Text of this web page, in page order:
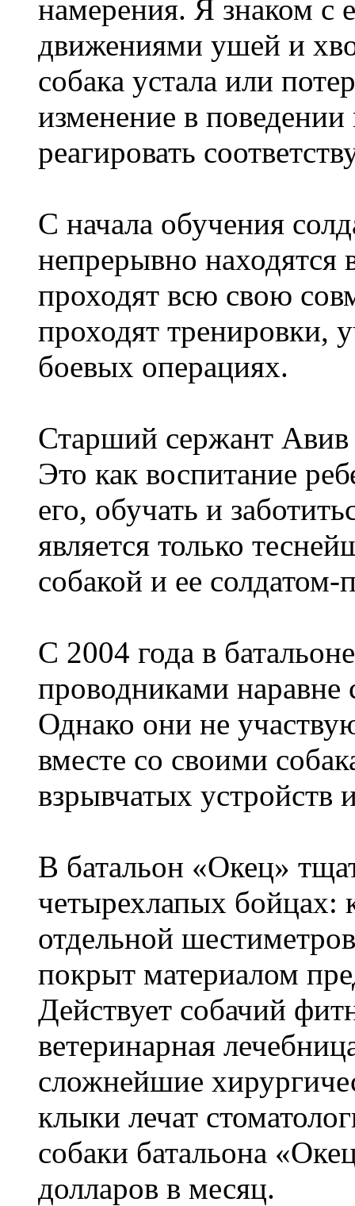
намерения. Я знаком с
движениями ушей и
собака устала или
изменение в
реагировать
С начала обучения
непрерывно находятся
проходят всю свою
проходят тренировки,
боевых операциях.
Старший сержант Авив
Это как воспитание
его, обучать и
является только
собакой и ее
С 2004 года в
проводниками
Однако они не
вместе со своими
взрывчатых устройств
В батальон «Окец»
четырехлапых бойцах:
отдельной
покрыт материалом
Действует собачий
ветеринарная
сложнейшие
клыки лечат
собаки батальона
долларов в месяц.